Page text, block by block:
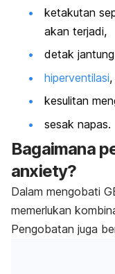
ketakutan
akan terjadi,
detak
hiperventilasi,
kesulitan
sesak napas.
Bagaimana
anxiety?
Dalam mengobati
memerlukan
Pengobatan juga